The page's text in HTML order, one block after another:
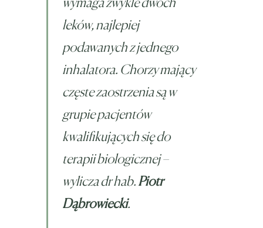
leków, najlepiej
podawanych z jednego
inhalatora. Chorzy mający
częste zaostrzenia są w
grupie pacjentów
kwalifikujących się do
terapii biologicznej –
wylicza dr hab.Piotr
Dąbrowiecki.